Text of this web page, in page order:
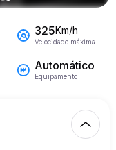
325Km/h
Velocidade máxima
Automático
Equipamento